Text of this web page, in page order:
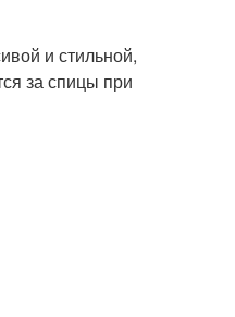
и стильной,
за спицы при